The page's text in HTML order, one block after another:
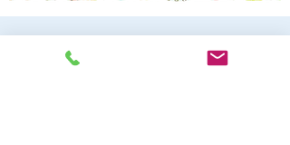
アクセス・MAP